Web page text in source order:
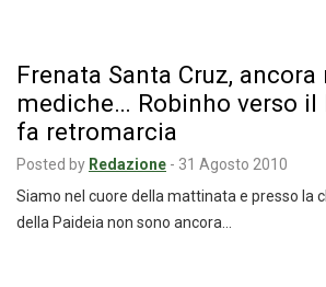
Frenata Santa Cruz,
mediche… Robinho verso il
fa retromarcia
Posted by Redazione - 31 Agosto 2010
Siamo nel cuore della mattinata e presso la
della Paideia non sono ancora…